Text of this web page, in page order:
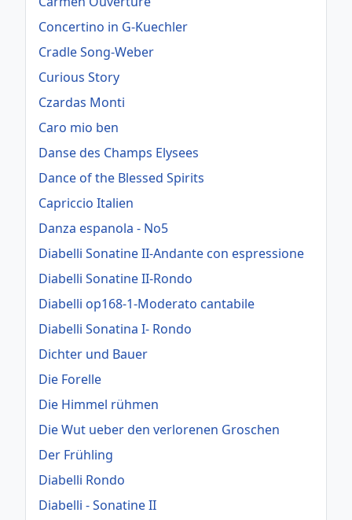
Concertino in G-Kuechler
Cradle Song-Weber
Curious Story
Czardas Monti
Caro mio ben
Danse des Champs Elysees
Dance of the Blessed Spirits
Capriccio Italien
Danza espanola - No5
Diabelli Sonatine II-Andante con espressione
Diabelli Sonatine II-Rondo
Diabelli op168-1-Moderato cantabile
Diabelli Sonatina I- Rondo
Dichter und Bauer
Die Forelle
Die Himmel rühmen
Die Wut ueber den verlorenen Groschen
Der Frühling
Diabelli Rondo
Diabelli - Sonatine II